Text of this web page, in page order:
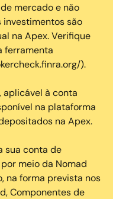
mercado e não
investimentos são
na Apex. Verifique
ferramenta
).
aplicável à conta
na plataforma
na Apex.
sua conta de
meio da Nomad
na forma prevista nos
Componentes de